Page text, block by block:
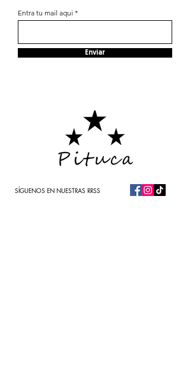
Entra tu mail aqui
Enviar
SÍGUENOS EN NUESTRAS RRSS